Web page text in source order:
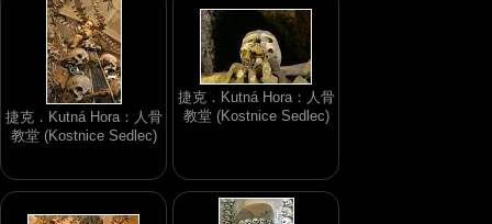
捷克．Kutná Hora：人骨
教堂 (Kostnice Sedlec)
捷克．Kutná Hora：人骨
教堂 (Kostnice Sedlec)